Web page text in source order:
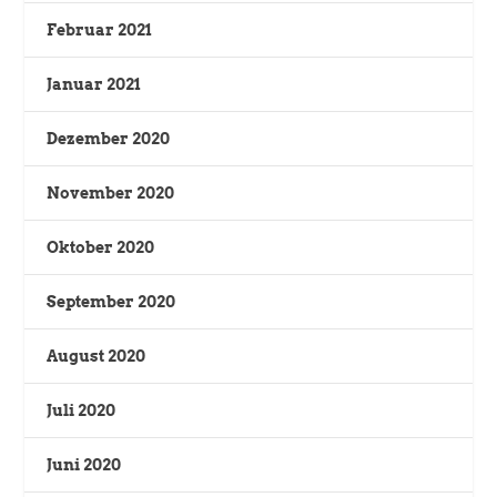
Februar 2021
Januar 2021
Dezember 2020
November 2020
Oktober 2020
September 2020
August 2020
Juli 2020
Juni 2020